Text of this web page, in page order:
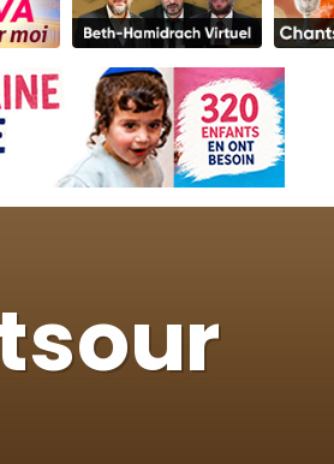
Sauvez la jambe de Yohan
sur Zoom
Music
WhatsApp